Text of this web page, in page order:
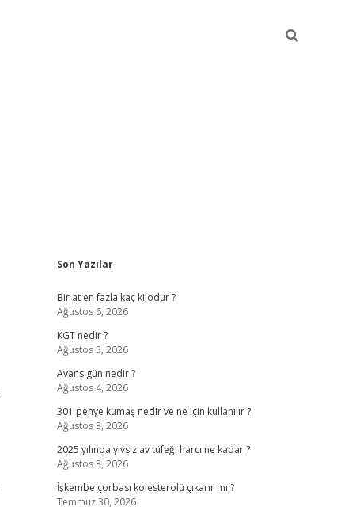
Sidebar
Son Yazılar
Bir at en fazla kaç kilodur ?
Ağustos 6, 2026
KGT nedir ?
Ağustos 5, 2026
Avans gün nedir ?
Ağustos 4, 2026
301 penye kumaş nedir ve ne için kullanılır ?
Ağustos 3, 2026
2025 yılında yivsiz av tüfeği harcı ne kadar ?
Ağustos 3, 2026
İşkembe çorbası kolesterolü çıkarır mı ?
Temmuz 30, 2026